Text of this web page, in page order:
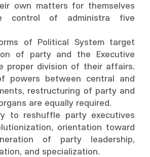
own matters for themselves
control of administra five
of Political System target
of party and the Executive
proper division of their affairs.
powers between central and
restructuring of party and
are equally required.
to reshuffle party executives
orientation toward
of party leadership,
and specialization.